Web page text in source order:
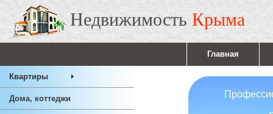
Недвижимость Крыма
Главная
Квартиры
Дома, коттеджи